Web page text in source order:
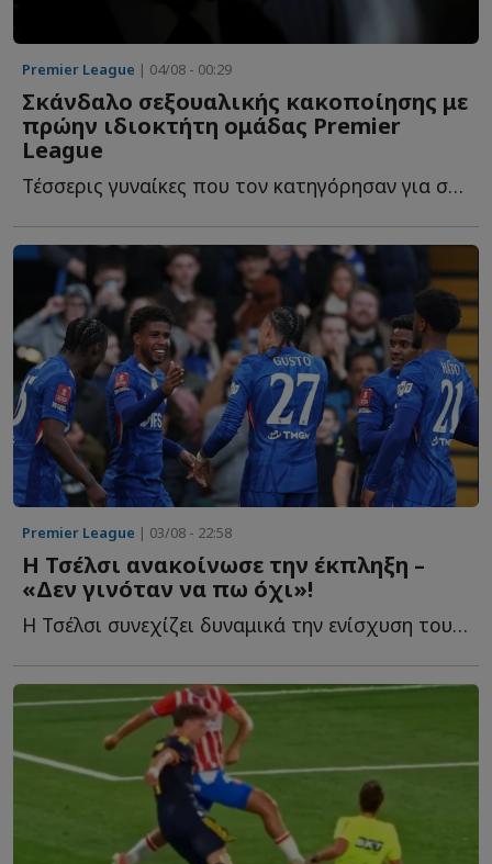
Premier League | 04/08 - 00:29
Σκάνδαλο σεξουαλικής κακοποίησης με
πρώην ιδιοκτήτη ομάδας Premier
League
Τέσσερις γυναίκες που τον κατηγόρησαν για σεξουαλική β...
Premier League | 03/08 - 22:58
Η Τσέλσι ανακοίνωσε την έκπληξη –
«Δεν γινόταν να πω όχι»!
Η Τσέλσι συνεχίζει δυναμικά την ενίσχυση του ρόστερ τ...